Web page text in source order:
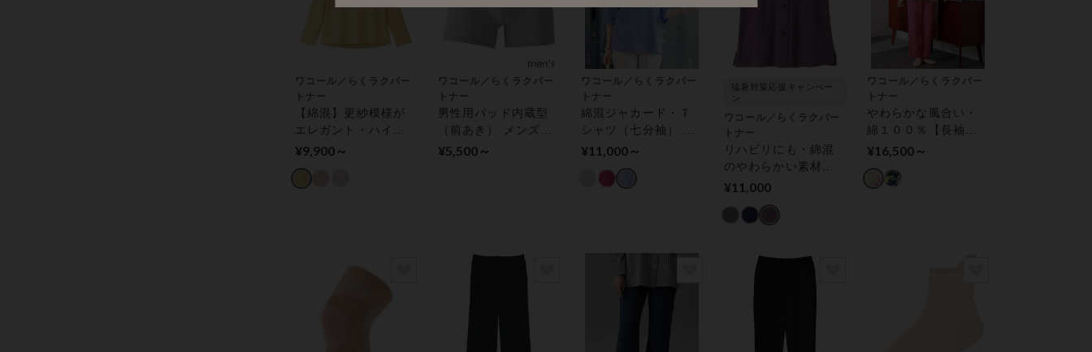
ワコール／らくラクパー
トナー
【綿混】更紗模様が
エレガント・ハイネ
ック（長袖） アウタ
¥9,900～
ワコール／らくラクパー
トナー
男性用パッド内蔵型
（前あき） メンズ吸
収パンツ
¥5,500～
ワコール／らくラクパー
トナー
綿混ジャカード・Ｔ
シャツ（七分袖） ア
ウター トップス
¥11,000～
猛暑対策応援キャンペー
ン
ワコール／らくラクパー
トナー
リハビリにも・綿混
のやわらかい素材の
ベスト アウター ト
¥11,000
ワコール／らくラクパー
トナー
やわらかな風合い・
綿１００％【長袖・
レモンボタン】 パジ
¥16,500～